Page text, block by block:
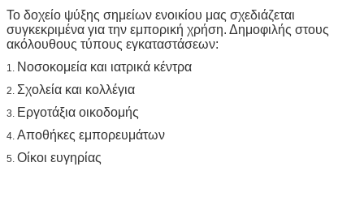
Το δοχείο ψύξης σημείων ενοικίου μας σχεδιάζεται
συγκεκριμένα για την εμπορική χρήση. Δημοφιλής στους
ακόλουθους τύπους εγκαταστάσεων:
1. Νοσοκομεία και ιατρικά κέντρα
2. Σχολεία και κολλέγια
3. Εργοτάξια οικοδομής
4. Αποθήκες εμπορευμάτων
5. Οίκοι ευγηρίας